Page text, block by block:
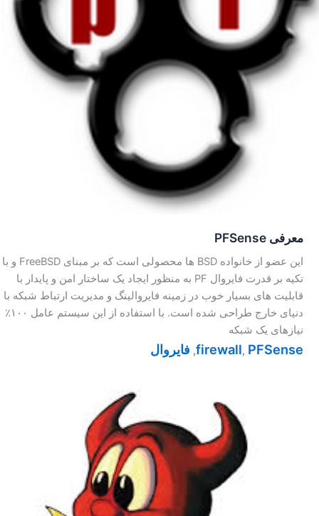
معرفی PFSense
این عضو از خانواده BSD ها محصولی است که بر مبنای FreeBSD و با
تکیه بر قدرت فایروال PF به منظور ایجاد یک ساختار امن و پایدار با
قابلیت های بسیار خوب در زمینه فایروالینگ و مدیریت ارتباط شبکه با
دنیای خارج طراحی شده است. با استفاده از این سیستم عامل ۱۰۰٪
نیازهای یک شبکه
firewall, PFSense
, فایروال